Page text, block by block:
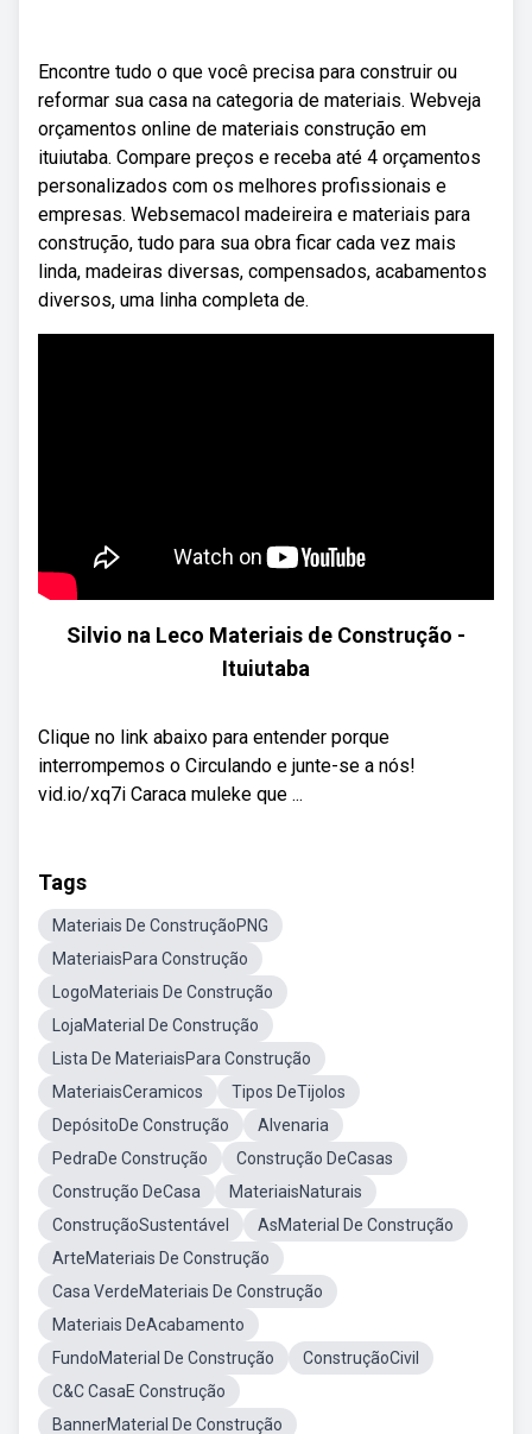
Encontre tudo o que você precisa para construir ou
reformar sua casa na categoria de materiais. Webveja
orçamentos online de materiais construção em
ituiutaba. Compare preços e receba até 4 orçamentos
personalizados com os melhores profissionais e
empresas. Websemacol madeireira e materiais para
construção, tudo para sua obra ficar cada vez mais
linda, madeiras diversas, compensados, acabamentos
diversos, uma linha completa de.
Silvio na Leco Materiais de Construção -
Ituiutaba
Clique no link abaixo para entender porque
interrompemos o Circulando e junte-se a nós!
vid.io/xq7i Caraca muleke que ...
Tags
Materiais De ConstruçãoPNG
MateriaisPara Construção
LogoMateriais De Construção
LojaMaterial De Construção
Lista De MateriaisPara Construção
MateriaisCeramicos
Tipos DeTijolos
DepósitoDe Construção
Alvenaria
PedraDe Construção
Construção DeCasas
Construção DeCasa
MateriaisNaturais
ConstruçãoSustentável
AsMaterial De Construção
ArteMateriais De Construção
Casa VerdeMateriais De Construção
Materiais DeAcabamento
FundoMaterial De Construção
ConstruçãoCivil
C&C CasaE Construção
BannerMaterial De Construção